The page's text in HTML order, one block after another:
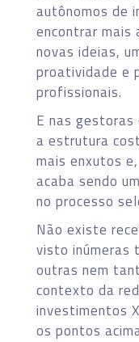
autônomos de
encontrar mais
novas ideias,
proatividade e
profissionais.
E nas
a estrutura
mais enxutos
acaba sendo
no processo
Não existe
visto inúmeras
outras nem
contexto da
investimentos
os pontos